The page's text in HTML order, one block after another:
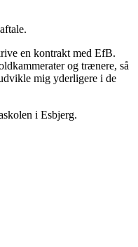
en kontrakt med EfB.
og trænere, så
mig yderligere i de
i Esbjerg.